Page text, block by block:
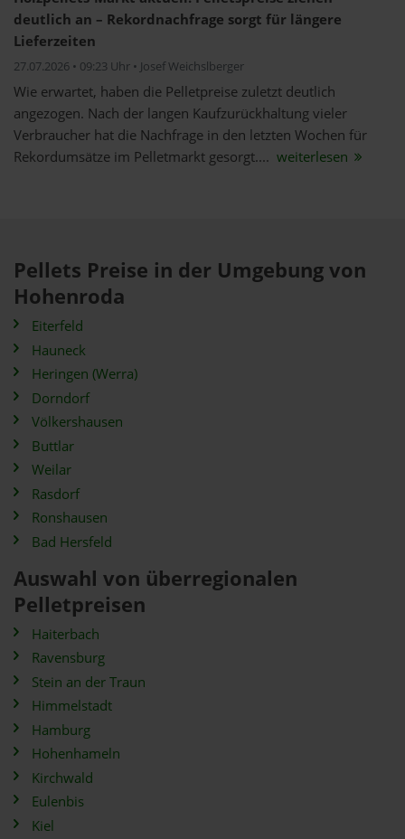
deutlich an – Rekordnachfrage sorgt für längere
Lieferzeiten
27.07.2026 • 09:23 Uhr • Josef Weichslberger
Wie erwartet, haben die Pelletpreise zuletzt deutlich
angezogen. Nach der langen Kaufzurückhaltung vieler
Verbraucher hat die Nachfrage in den letzten Wochen für
Rekordumsätze im Pelletmarkt gesorgt.... weiterlesen
Pellets Preise in der Umgebung von
Hohenroda
Eiterfeld
Hauneck
Heringen (Werra)
Dorndorf
Völkershausen
Buttlar
Weilar
Rasdorf
Ronshausen
Bad Hersfeld
Auswahl von überregionalen
Pelletpreisen
Haiterbach
Ravensburg
Stein an der Traun
Himmelstadt
Hamburg
Hohenhameln
Kirchwald
Eulenbis
Kiel